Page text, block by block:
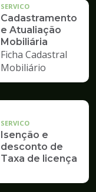
SERVICO
Cadastramento
e Atualiação
Mobiliária
Ficha Cadastral
Mobiliário
SERVICO
Isenção e
desconto de
Taxa de licença